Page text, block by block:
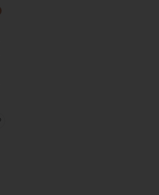
DELINEADOR LÍQUIDO STAY ALL DAY